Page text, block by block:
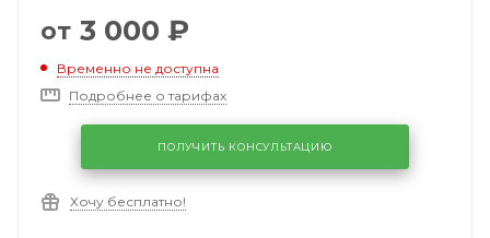
от 3 000 ₽
Временно не доступна
Подробнее о тарифах
ПОЛУЧИТЬ КОНСУЛЬТАЦИЮ
Хочу бесплатно!